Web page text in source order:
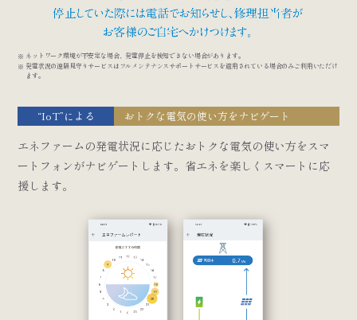
ネットワーク環境が不安定な場合、発電停止を検知できない場合があります。
発電状況の遠隔見守りサービスはフルメンテナンスサポートサービスを適用されている場合のみご利用いただけ
ます。
“IoT”による おトクな電気の使い方をナビゲート
エネファームの発電状況に応じたおトクな電気の使い方をスマ
ートフォンがナビゲートします。省エネを楽しくスマートに応
援します。